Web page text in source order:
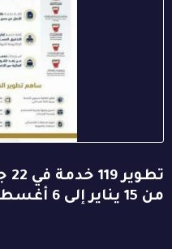
من 15 يناير إلى 6 أغسطس الجاري